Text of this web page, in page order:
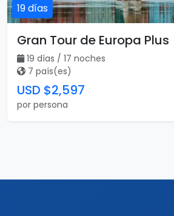
19 días
Gran Tour de Europa Plus
19 días / 17 noches
7 país(es)
USD $2,597
por persona